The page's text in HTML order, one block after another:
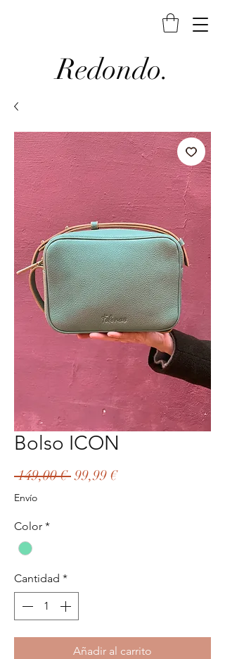
Redondo.
Bolso ICON
149,00 € Precio
99,99 €Precio
Envío
Color *
Cantidad *
Añadir al carrito